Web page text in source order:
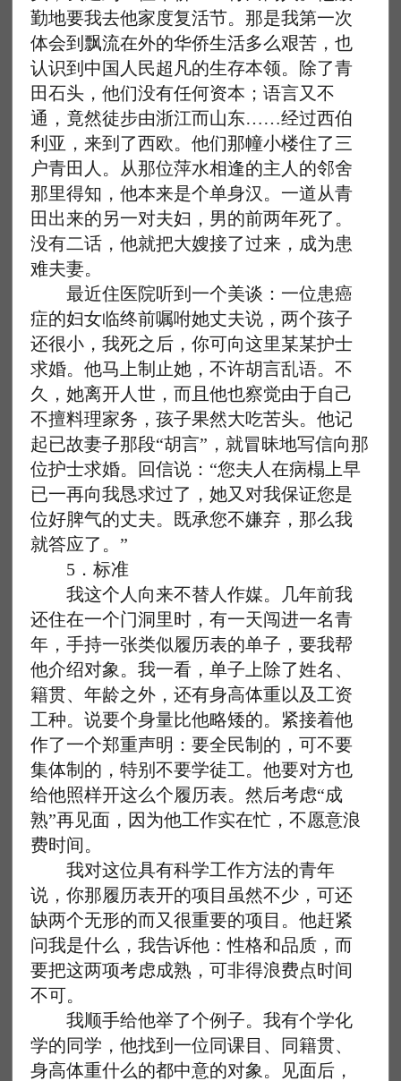
勤地要我去他家度复活节。那是我第一次
体会到飘流在外的华侨生活多么艰苦，也
认识到中国人民超凡的生存本领。除了青
田石头，他们没有任何资本；语言又不
通，竟然徒步由浙江而山东……经过西伯
利亚，来到了西欧。他们那幢小楼住了三
户青田人。从那位萍水相逢的主人的邻舍
那里得知，他本来是个单身汉。一道从青
田出来的另一对夫妇，男的前两年死了。
没有二话，他就把大嫂接了过来，成为患
难夫妻。
最近住医院听到一个美谈：一位患癌
症的妇女临终前嘱咐她丈夫说，两个孩子
还很小，我死之后，你可向这里某某护士
求婚。他马上制止她，不许胡言乱语。不
久，她离开人世，而且他也察觉由于自己
不擅料理家务，孩子果然大吃苦头。他记
起已故妻子那段“胡言”，就冒昧地写信向那
位护士求婚。回信说：“您夫人在病榻上早
已一再向我恳求过了，她又对我保证您是
位好脾气的丈夫。既承您不嫌弃，那么我
就答应了。”
5．标准
我这个人向来不替人作媒。几年前我
还住在一个门洞里时，有一天闯进一名青
年，手持一张类似履历表的单子，要我帮
他介绍对象。我一看，单子上除了姓名、
籍贯、年龄之外，还有身高体重以及工资
工种。说要个身量比他略矮的。紧接着他
作了一个郑重声明：要全民制的，可不要
集体制的，特别不要学徒工。他要对方也
给他照样开这么个履历表。然后考虑“成
熟”再见面，因为他工作实在忙，不愿意浪
费时间。
我对这位具有科学工作方法的青年
说，你那履历表开的项目虽然不少，可还
缺两个无形的而又很重要的项目。他赶紧
问我是什么，我告诉他：性格和品质，而
要把这两项考虑成熟，可非得浪费点时间
不可。
我顺手给他举了个例子。我有个学化
学的同学，他找到一位同课目、同籍贯、
身高体重什么的都中意的对象。见面后，